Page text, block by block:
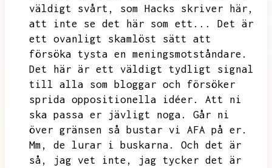
väldigt svårt,
som Hacks skriver här,
att inte se det här som ett...
Det är
ett ovanligt skamlöst sätt att
försöka tysta en meningsmotståndare.
Det här är ett väldigt tydligt signal
till alla som bloggar och försöker
sprida oppositionella idéer.
Att ni
ska passa er jävligt noga.
Går ni
över gränsen så bustar vi AFA på er.
Mm,
de lurar i buskarna.
Och det är
så,
jag vet inte,
jag tycker det är